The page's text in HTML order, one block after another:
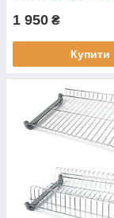
1 950 ₴
Купити